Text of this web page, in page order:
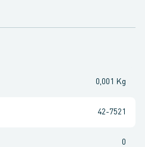
0,001 Kg
42-7521
0